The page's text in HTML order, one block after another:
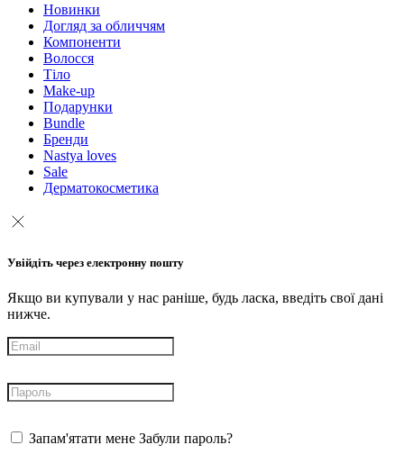
Новинки
Догляд за обличчям
Компоненти
Волосся
Тіло
Make-up
Подарунки
Bundle
Бренди
Nastya loves
Sale
Дерматокосметика
Увійдіть через електронну пошту
Якщо ви купували у нас раніше, будь ласка, введіть свої дані
нижче.
Запам'ятати мене Забули пароль?